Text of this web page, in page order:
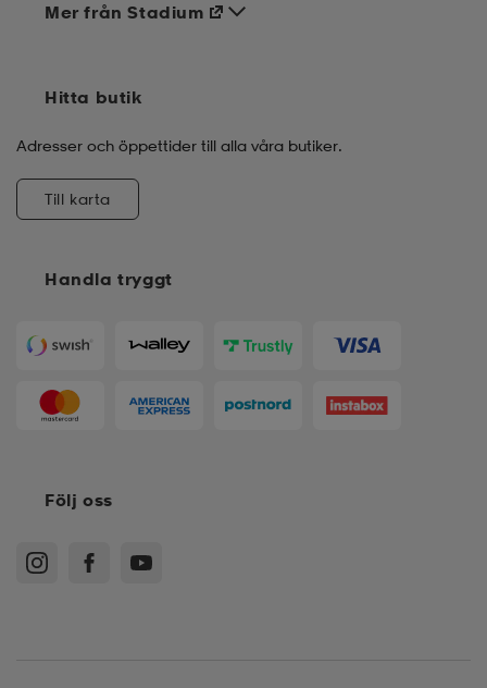
Handla tryggt
Mer från Stadium
Hitta butik
Adresser och öppettider till alla våra butiker.
Till karta
Följ oss